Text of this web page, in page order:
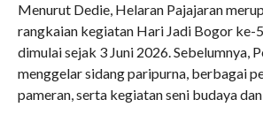
Menurut Dedie, Helaran Pajajaran
rangkaian kegiatan Hari Jadi Bogor ke-
dimulai sejak 3 Juni 2026. Sebelumnya,
menggelar sidang paripurna, berbagai
pameran, serta kegiatan seni budaya